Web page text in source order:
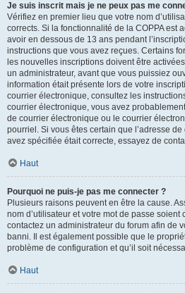
Je suis inscrit mais je ne peux pas me
Vérifiez en premier lieu que votre nom
corrects. Si la fonctionnalité de la COPPA est
avoir en dessous de 13 ans pendant
instructions que vous avez reçues. Certains
les nouvelles inscriptions doivent être
un administrateur, avant que vous puissiez
information était présente lors de votre
courrier électronique, consultez les
courrier électronique, vous avez
de courrier électronique ou le courrier
pourriel. Si vous êtes certain que l’adresse
avez spécifiée était correcte, essayez de
Haut
Pourquoi ne puis-je pas me connecter ?
Plusieurs raisons peuvent en être la cause.
nom d’utilisateur et votre mot de passe soient
contactez un administrateur du forum afin de
banni. Il est également possible que le
problème de configuration et qu’il soit
Haut